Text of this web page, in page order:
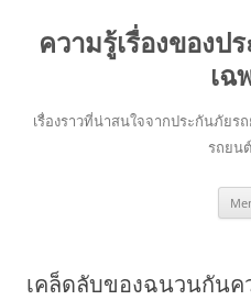
ความรู้เรื่องของ
เฉ
เรื่องราวที่น่าสนใจจากประกันภัยร
รถยน
เคล็ดลับของฉนวนกันค